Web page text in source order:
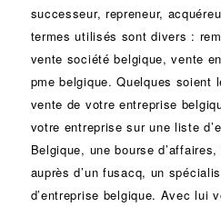
successeur, repreneur,
termes utilisés sont divers :
vente société belgique, vente
pme belgique. Quelques soient
vente de votre entreprise
votre entreprise sur une liste
Belgique, unebourse d’affaires,
auprès d’un fusacq, un
d’entreprise belgique. Avec lui